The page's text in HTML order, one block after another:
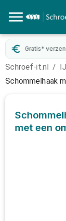
Gratis*
Schroef-it.nl /
Schommelhaak
met een